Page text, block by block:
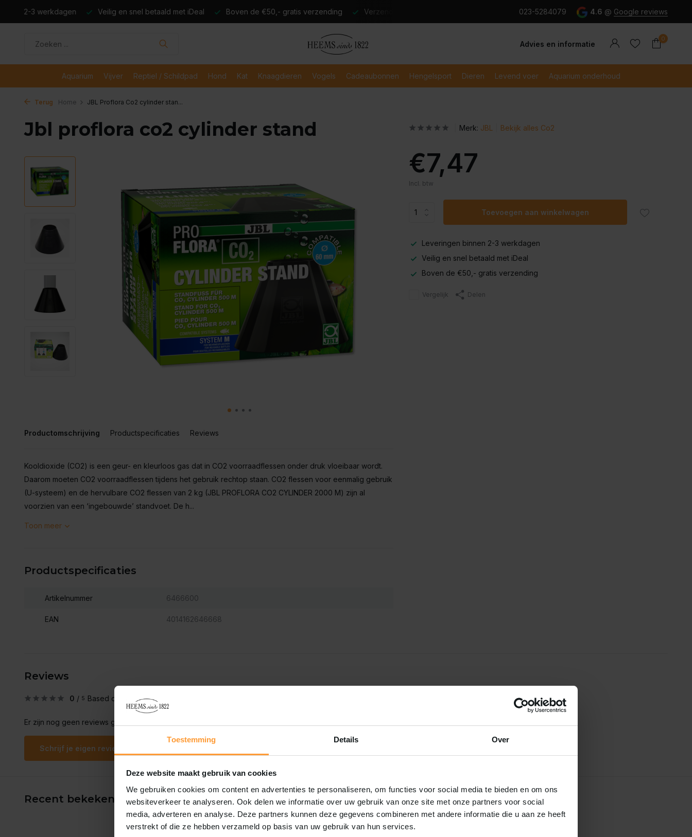
Toestemming Details Over
Deze website maakt gebruik van cookies
We gebruiken cookies om content en advertenties te personaliseren, om functies voor social media te bieden en om ons
websiteverkeer te analyseren. Ook delen we informatie over uw gebruik van onze site met onze partners voor social
media, adverteren en analyse. Deze partners kunnen deze gegevens combineren met andere informatie die u aan ze heeft
verstrekt of die ze hebben verzameld op basis van uw gebruik van hun services.
Veilig en snel betaald met iDeal Boven de €50,- gratis verzending Verzending binnen 2-3 werkdagen Veilig en snel betaald met iDeal
023-5284079 4.6 @ Google reviews
Advies en informatie
0
Aquarium Vijver Reptiel / Schildpad Hond Kat Knaagdieren Vogels Cadeaubonnen Hengelsport Dieren Levend voer Aquarium onderhoud
Terug Home JBL Proflora Co2 cylinder stan...
Jbl proflora co2 cylinder stand
Productomschrijving Productspecificaties Reviews
Kooldioxide (CO2) is een geur- en kleurloos gas dat in CO2 voorraadflessen onder druk vloeibaar wordt.
Daarom moeten CO2 voorraadflessen tijdens het gebruik rechtop staan. CO2 flessen voor eenmalig gebruik
(U-systeem) en de hervulbare CO2 flessen van 2 kg (JBL PROFLORA CO2 CYLINDER 2000 M) zijn al
voorzien van een ‘ingebouwde’ standvoet. De h...
Toon meer
Productspecificaties
Artikelnummer 6466600
EAN 4014162646668
Merk: JBL Bekijk alles Co2
€7,47
Incl. btw
Toevoegen aan winkelwagen
Leveringen binnen 2-3 werkdagen
Veilig en snel betaald met iDeal
Boven de €50,- gratis verzending
Vergelijk Delen
Reviews
0 / 5 Based on 0 reviews
Er zijn nog geen reviews geschreven over dit product..
Schrijf je eigen review
Recent bekeken